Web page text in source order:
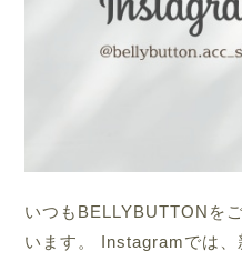
いつもBELLYBUTTONを
います。 Instagramでは